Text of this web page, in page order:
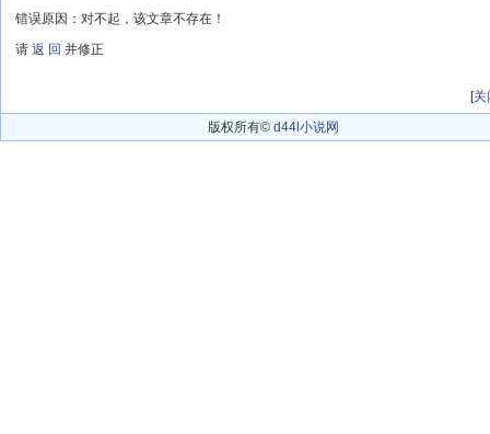
错误原因：对不起，该文章不存在！
请 返 回 并修正
[关
版权所有© d44l小说网